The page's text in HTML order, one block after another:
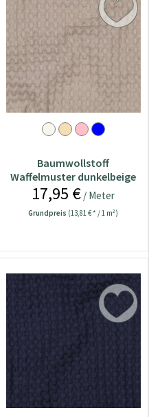
Baumwollstoff
Waffelmuster dunkelbeige
17,95 € / Meter
Grundpreis (13,81 € * / 1 m²)